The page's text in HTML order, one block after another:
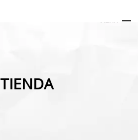
MENU
TIENDA